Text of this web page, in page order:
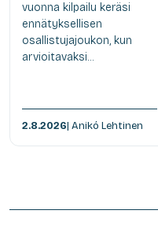
vuonna kilpailu keräsi
ennätyksellisen
osallistujajoukon, kun
arvioitavaksi...
2.8.2026| Anikó Lehtinen